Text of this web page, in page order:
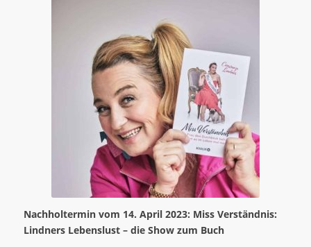
Nachholtermin vom 14. April 2023: Miss Verständnis:
Lindners Lebenslust – die Show zum Buch